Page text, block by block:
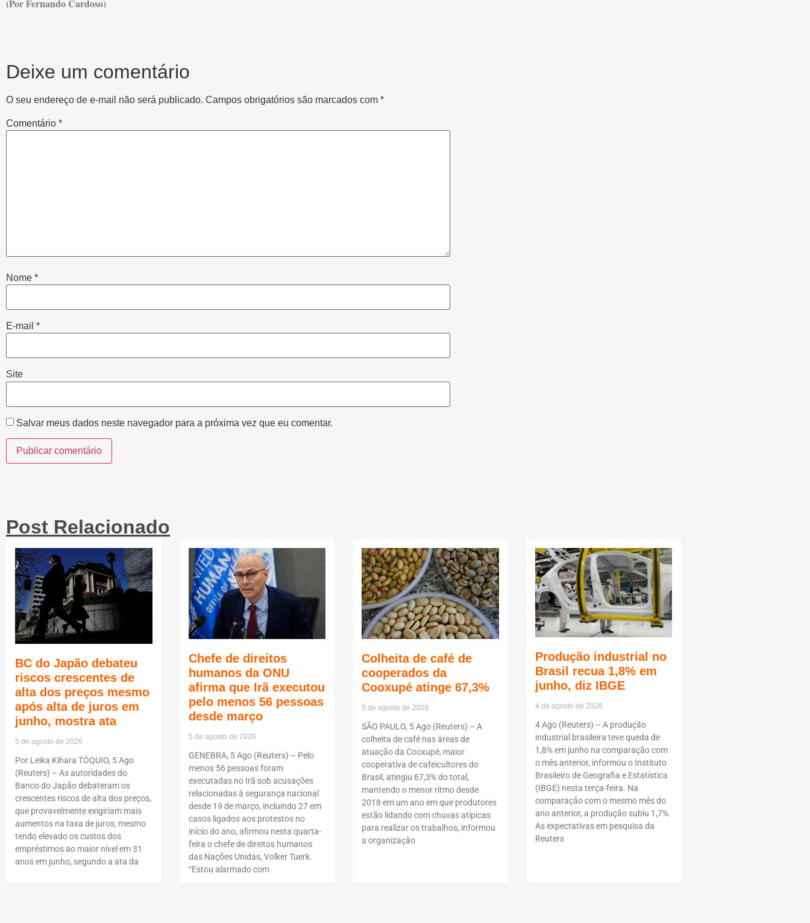
(Por Fernando Cardoso)
Deixe um comentário
O seu endereço de e-mail não será publicado. Campos obrigatórios são marcados com *
Comentário *
Nome *
E-mail *
Site
Salvar meus dados neste navegador para a próxima vez que eu comentar.
Post Relacionado
BC do Japão debateu
riscos crescentes de
alta dos preços mesmo
após alta de juros em
junho, mostra ata
5 de agosto de 2026
Por Leika Kihara TÓQUIO, 5 Ago
(Reuters) – As autoridades do
Banco do Japão debateram os
crescentes riscos de alta dos preços,
que provavelmente exigiriam mais
aumentos na taxa de juros, mesmo
tendo elevado os custos dos
empréstimos ao maior nível em 31
anos em junho, segundo a ata da
Chefe de direitos
humanos da ONU
afirma que Irã executou
pelo menos 56 pessoas
desde março
5 de agosto de 2026
GENEBRA, 5 Ago (Reuters) – Pelo
menos 56 pessoas foram
executadas no Irã sob acusações
relacionadas à segurança nacional
desde 19 de março, incluindo 27 em
casos ligados aos protestos no
início do ano, afirmou nesta quarta-
feira o chefe de direitos humanos
das Nações Unidas, Volker Tuerk.
“Estou alarmado com
Colheita de café de
cooperados da
Cooxupé atinge 67,3%
5 de agosto de 2026
SÃO PAULO, 5 Ago (Reuters) – A
colheita de café nas áreas de
atuação da Cooxupé, maior
cooperativa de cafeicultores do
Brasil, atingiu 67,3% do total,
mantendo o menor ritmo desde
2018 em um ano em que produtores
estão lidando com chuvas atípicas
para realizar os trabalhos, informou
a organização
Produção industrial no
Brasil recua 1,8% em
junho, diz IBGE
4 de agosto de 2026
4 Ago (Reuters) – A produção
industrial brasileira teve queda de
1,8% em junho na comparação com
o mês anterior, informou o Instituto
Brasileiro de Geografia e Estatística
(IBGE) nesta terça-feira. Na
comparação com o mesmo mês do
ano anterior, a produção subiu 1,7%.
As expectativas em pesquisa da
Reuters